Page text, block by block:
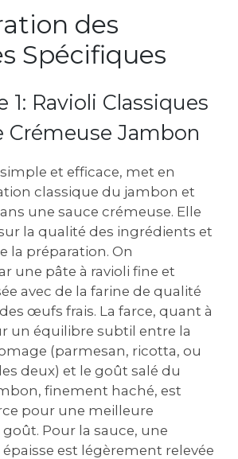
des
Spécifiques
1: Ravioli Classiques
Crémeuse Jambon
et efficace‚ met en
classique du jambon et
une sauce crémeuse. Elle
la qualité des ingrédients et
la préparation. On
une pâte à ravioli fine et
avec de la farine de qualité
œufs frais. La farce‚ quant à
un équilibre subtil entre la
(parmesan‚ ricotta‚ ou
deux) et le goût salé du
finement haché‚ est
pour une meilleure
Pour la sauce‚ une
est légèrement relevée